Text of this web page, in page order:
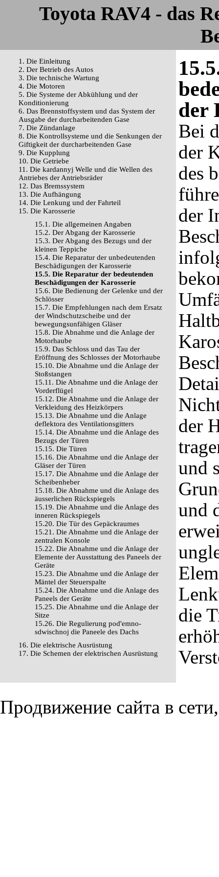
Toyota RAV4 - das
1. Die Einleitung
2. Der Betrieb des Autos
3. Die technische Wartung
4. Die Motoren
5. Die Systeme der Abkühlung und der
Konditionierung
6. Das Brennstoffsystem und das System der
Ausgabe der durcharbeitenden Gase
7. Die Zündanlage
8. Die Kontrollsysteme und die Senkungen der
Giftigkeit der durcharbeitenden Gase
9. Die Kupplung
10. Die Getriebe
11. Die kardannyj Welle und die Wellen des
Antriebes der Antriebsräder
12. Das Bremssystem
13. Die Aufhängung
14. Die Lenkung und der Fahrteil
15. Die Karosserie
15.1. Die allgemeinen Angaben
15.2. Der Abgang der Karosserie
15.3. Der Abgang des Bezugs und der
kleinen Teppiche
15.4. Die Reparatur der unbedeutenden
Beschädigungen der Karosserie
15.5. Die Reparatur der bedeutenden
Beschädigungen der Karosserie
15.6. Die Bedienung der Gelenke und der
Schlösser
15.7. Die Empfehlungen nach dem Ersatz
der Windschutzscheibe und der
bewegungsunfähigen Gläser
15.8. Die Abnahme und die Anlage der
Motorhaube
15.9. Das Schloss und das Tau der
Eröffnung des Schlosses der Motorhaube
15.10. Die Abnahme und die Anlage der
Stoßstangen
15.11. Die Abnahme und die Anlage der
Vorderflügel
15.12. Die Abnahme und die Anlage der
Verkleidung des Heizkörpers
15.13. Die Abnahme und die Anlage
deflektora des Ventilationsgitters
15.14. Die Abnahme und die Anlage des
Bezugs der Türen
15.15. Die Türen
15.16. Die Abnahme und die Anlage der
Gläser der Türen
15.17. Die Abnahme und die Anlage der
Scheibenheber
15.18. Die Abnahme und die Anlage des
äusserlichen Rückspiegels
15.19. Die Abnahme und die Anlage des
inneren Rückspiegels
15.20. Die Tür des Gepäckraumes
15.21. Die Abnahme und die Anlage der
zentralen Konsole
15.22. Die Abnahme und die Anlage der
Elemente der Ausstattung des Paneels der
Geräte
15.23. Die Abnahme und die Anlage der
Mäntel der Steuerspalte
15.24. Die Abnahme und die Anlage des
Paneels der Geräte
15.25. Die Abnahme und die Anlage der
Sitze
15.26. Die Regulierung pod'emno-
sdwischnoj die Paneele des Dachs
16. Die elektrische Ausrüstung
17. Die Schemen der elektrischen Ausrüstung
der
Bei
der
des
der
der
und
und
die
Продвижение сайта в